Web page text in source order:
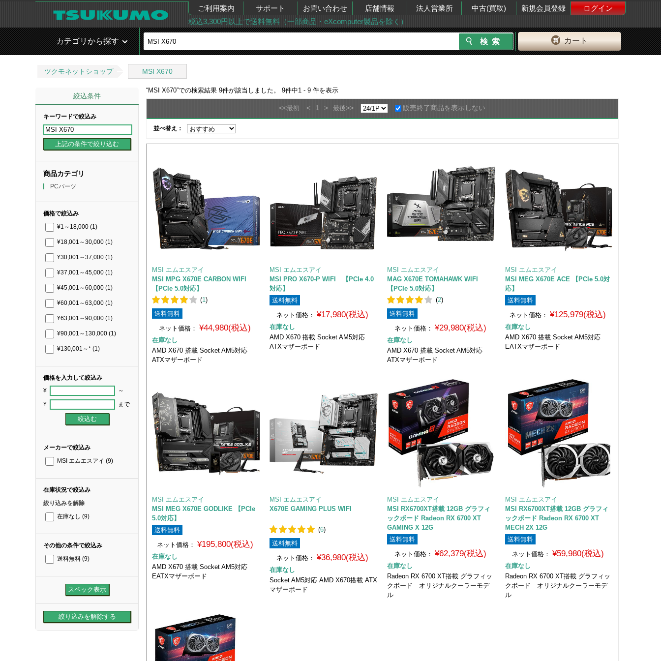
ご利用案内 サポート お問い合わせ 店舗情報 法人営業所 中古(買取) 新規会員登録
ログイン
税込3,300円以上で送料無料（一部商品・eXcomputer製品を除く）
カート
カテゴリから探す
ツクモネットショップ MSI X670
絞込条件
キーワードで絞込み
商品カテゴリ
PCパーツ
価格で絞込み
¥1～18,000 (1)
¥18,001～30,000 (1)
¥30,001～37,000 (1)
¥37,001～45,000 (1)
¥45,001～60,000 (1)
¥60,001～63,000 (1)
¥63,001～90,000 (1)
¥90,001～130,000 (1)
¥130,001～* (1)
価格を入力して絞込み
¥ ～
¥ まで
メーカーで絞込み
MSI エムエスアイ (9)
在庫状況で絞込み
絞り込みを解除
在庫なし (9)
その他の条件で絞込み
送料無料 (9)
“MSI X670”での検索結果 9件が該当しました。 9件中1 - 9 件を表示
<<最初 < 1 > 最後>> 販売終了商品を表示しない
並べ替え：
MSI エムエスアイ
MSI MPG X670E CARBON WIFI
【PCIe 5.0対応】
(1)
送料無料
ネット価格：
¥44,980(税込)
在庫なし
AMD X670 搭載 Socket AM5対応
ATXマザーボード
MSI エムエスアイ
MSI PRO X670-P WIFI 【PCIe 4.0
対応】
送料無料
ネット価格：
¥17,980(税込)
在庫なし
AMD X670 搭載 Socket AM5対応
ATXマザーボード
MSI エムエスアイ
MAG X670E TOMAHAWK WIFI
【PCIe 5.0対応】
(2)
送料無料
ネット価格： ¥29,980(税込)
在庫なし
AMD X670 搭載 Socket AM5対応
ATXマザーボード
MSI エムエスアイ
MSI MEG X670E ACE 【PCIe 5.0対
応】
送料無料
ネット価格：
¥125,979(税込)
在庫なし
AMD X670 搭載 Socket AM5対応
EATXマザーボード
MSI エムエスアイ
MSI MEG X670E GODLIKE 【PCIe
5.0対応】
送料無料
ネット価格： ¥195,800(税込)
在庫なし
AMD X670 搭載 Socket AM5対応
EATXマザーボード
MSI エムエスアイ
X670E GAMING PLUS WIFI
(6)
送料無料
ネット価格：
¥36,980(税込)
在庫なし
Socket AM5対応 AMD X670搭載 ATX
マザーボード
MSI エムエスアイ
MSI RX6700XT搭載 12GB グラフィ
ックボード Radeon RX 6700 XT
GAMING X 12G
送料無料
ネット価格： ¥62,379(税込)
在庫なし
Radeon RX 6700 XT搭載 グラフィッ
クボード オリジナルクーラーモデ
ル
MSI エムエスアイ
MSI RX6700XT搭載 12GB グラフィ
ックボード Radeon RX 6700 XT
MECH 2X 12G
送料無料
ネット価格： ¥59,980(税込)
在庫なし
Radeon RX 6700 XT搭載 グラフィッ
クボード オリジナルクーラーモデ
ル